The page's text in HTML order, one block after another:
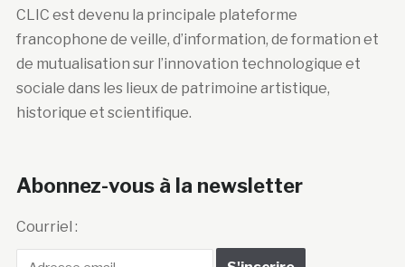
CLIC est devenu la principale plateforme
francophone de veille, d’information, de formation et
de mutualisation sur l’innovation technologique et
sociale dans les lieux de patrimoine artistique,
historique et scientifique.
Abonnez-vous à la newsletter
Courriel :